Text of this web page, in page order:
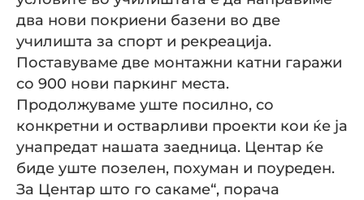
два нови покриени базени во две
училишта за спорт и рекреација.
Поставуваме две монтажни катни гаражи
со 900 нови паркинг места.
Продолжуваме уште посилно, со
конкретни и остварливи проекти кои ќе ја
унапредат нашата заедница. Центар ќе
биде уште позелен, похуман и поуреден.
За Центар што го сакаме“, порача